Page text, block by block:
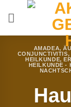
AMADEA,
CONJUNCTIVITIS,
HEILKUNDE,
HEILKUNDE -